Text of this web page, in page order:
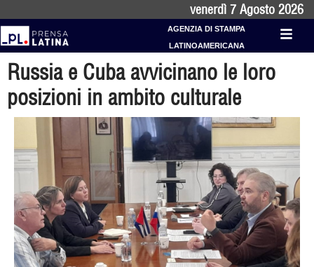
venerdì 7 Agosto 2026
AGENZIA DI STAMPA
LATINOAMERICANA
Russia e Cuba avvicinano le loro
posizioni in ambito culturale